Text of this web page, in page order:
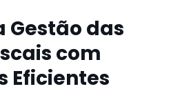
Gestão das
com
Eficientes